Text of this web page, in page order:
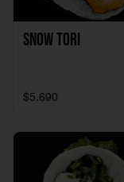
Snow Tori
$5.690